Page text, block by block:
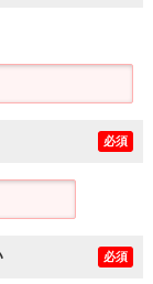
必須
必須